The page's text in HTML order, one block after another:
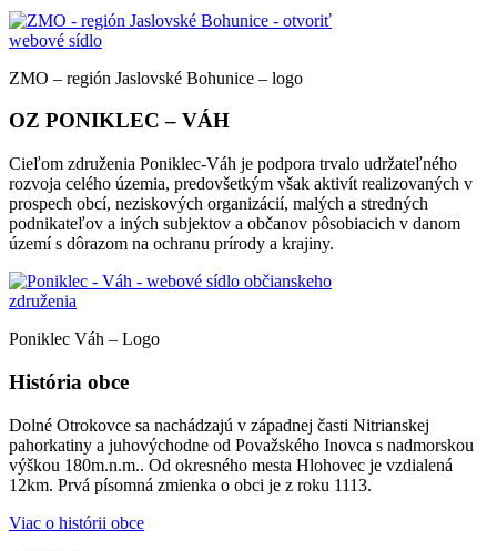
ZMO – región Jaslovské Bohunice – logo
OZ PONIKLEC – VÁH
Cieľom združenia Poniklec-Váh je podpora trvalo udržateľného
rozvoja celého územia, predovšetkým však aktivít realizovaných v
prospech obcí, neziskových organizácií, malých a stredných
podnikateľov a iných subjektov a občanov pôsobiacich v danom
území s dôrazom na ochranu prírody a krajiny.
Poniklec Váh – Logo
História obce
Dolné Otrokovce sa nachádzajú v západnej časti Nitrianskej
pahorkatiny a juhovýchodne od Považského Inovca s nadmorskou
výškou 180m.n.m.. Od okresného mesta Hlohovec je vzdialená
12km. Prvá písomná zmienka o obci je z roku 1113.
Viac o histórii obce